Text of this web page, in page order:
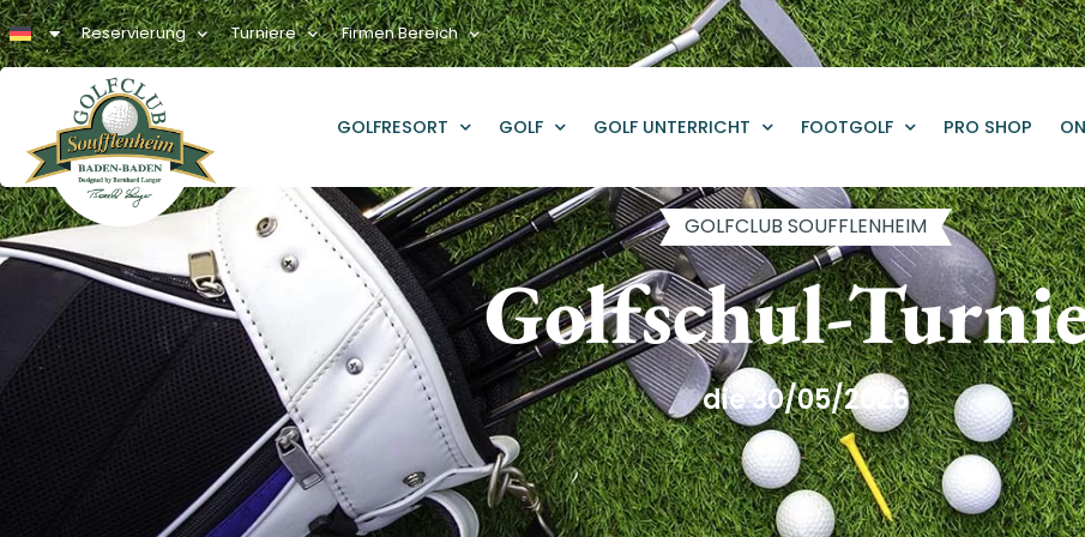
Reservierung Turniere Firmen Bereich
GOLFRESORT GOLF GOLF UNTERRICHT FOOTGOLF PRO SHOP
GOLFCLUB SOUFFLENHEIM
Golfschul-
die 30/05/2026